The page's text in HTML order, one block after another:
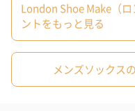
あり（280円）
London Shoe Make（
ントをもっと見る
メンズソックス